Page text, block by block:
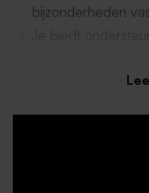
bijzonderheden
Daarom past